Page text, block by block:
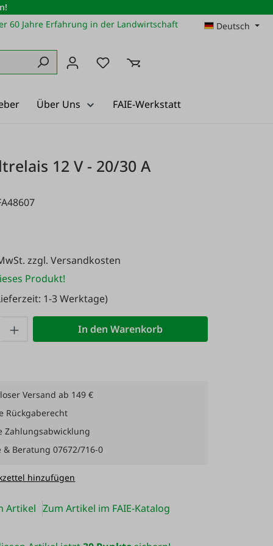
60 Jahre Erfahrung in der Landwirtschaft
Deutsch
Du hast 0 Produkte auf dem
Über Uns FAIE-Werkstatt
12 V - 20/30 A
zzgl. Versandkosten
Produkt!
1-3 Werktage)
Gib den gewünschten Wert
In den Warenkorb
Versand ab 149 €
Rückgaberecht
Zahlungsabwicklung
& Beratung 07672/716-0
hinzufügen
Artikel Zum Artikel im FAIE-Katalog